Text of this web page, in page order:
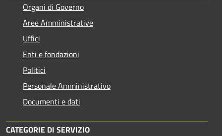
Organi di Governo
Aree Amministrative
Uffici
Enti e fondazioni
Politici
Personale Amministrativo
Documenti e dati
CATEGORIE DI SERVIZIO